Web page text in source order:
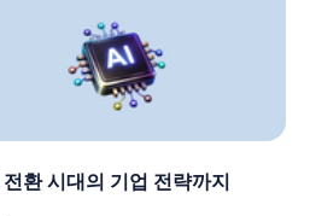
환 시대의 기업 전략까지